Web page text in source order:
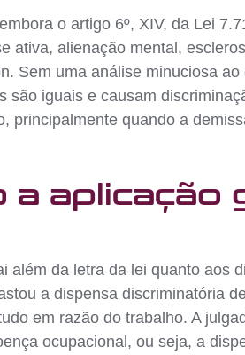
o artigo 6º, XIV, da Lei
ativa, alienação mental,
Sem uma análise minuciosa
iguais e causam
principalmente quando a
a aplicação
da letra da lei quanto aos
a dispensa discriminatória
em razão do trabalho. A
ocupacional, ou seja, a